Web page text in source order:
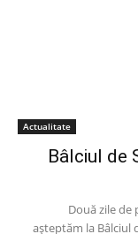
Actualitate
Bâlciul de
Două zile de
așteptăm la Bâlciul